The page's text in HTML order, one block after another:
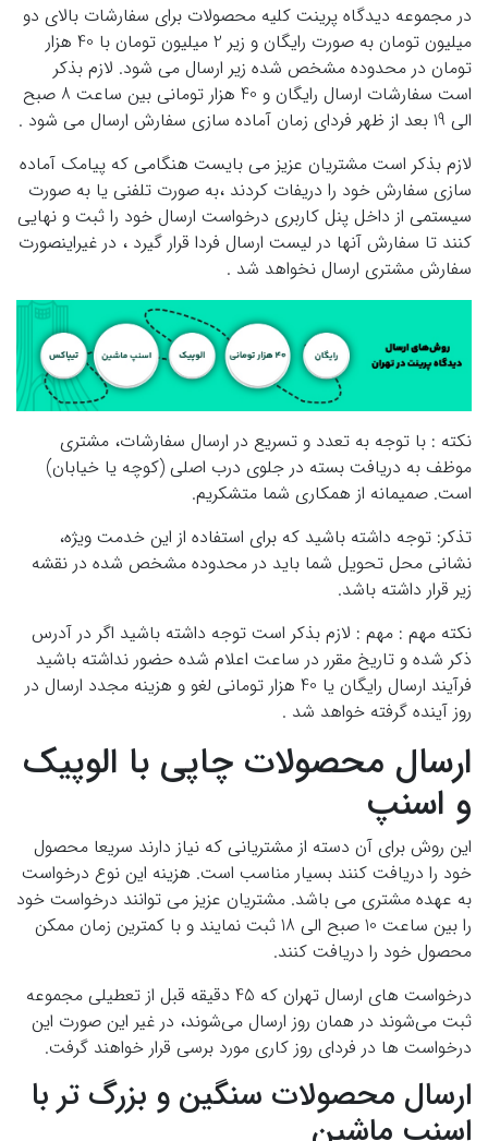
در مجموعه دیدگاه پرینت کلیه محصولات برای سفارشات بالای دو
میلیون تومان به صورت رایگان و زیر 2 میلیون تومان با 40 هزار
تومان در محدوده مشخص شده زیر ارسال می شود. لازم بذکر
است سفارشات ارسال رایگان و 40 هزار تومانی بین ساعت 8 صبح
الی 19 بعد از ظهر فردای زمان آماده سازی سفارش ارسال می شود .
لازم بذکر است مشتریان عزیز می بایست هنگامی که پیامک آماده
سازی سفارش خود را دریفات کردند ،به صورت تلفنی یا به صورت
سیستمی از داخل پنل کاربری درخواست ارسال خود را ثبت و نهایی
کنند تا سفارش آنها در لیست ارسال فردا قرار گیرد ، در غیراینصورت
سفارش مشتری ارسال نخواهد شد .
نکته : با توجه به تعدد و تسریع در ارسال سفارشات، مشتری
موظف به دریافت بسته در جلوی درب اصلی (کوچه یا خیابان)
است. صمیمانه از همکاری شما متشکریم.
تذکر: توجه داشته باشید که برای استفاده از این خدمت ویژه،
نشانی محل تحویل شما باید در محدوده مشخص شده در نقشه
زیر قرار داشته باشد.
نکته مهم : مهم : لازم بذکر است توجه داشته باشید اگر در آدرس
ذکر شده و تاریخ مقرر در ساعت اعلام شده حضور نداشته باشید
فرآیند ارسال رایگان یا 40 هزار تومانی لغو و هزینه مجدد ارسال در
روز آینده گرفته خواهد شد .
ارسال محصولات چاپی با الوپیک
و اسنپ
این روش برای آن دسته از مشتریانی که نیاز دارند سریعا محصول
خود را دریافت کنند بسیار مناسب است. هزینه این نوع درخواست
به عهده مشتری می باشد. مشتریان عزیز می توانند درخواست خود
را بین ساعت 10 صبح الی 18 ثبت نمایند و با کمترین زمان ممکن
محصول خود را دریافت کنند.
درخواست های ارسال تهران که 45 دقیقه قبل از تعطیلی مجموعه
ثبت می‌شوند در همان روز ارسال می‌شوند، در غیر این صورت این
درخواست ها در فردای روز کاری مورد برسی قرار خواهند گرفت.
ارسال محصولات سنگین و بزرگ تر با